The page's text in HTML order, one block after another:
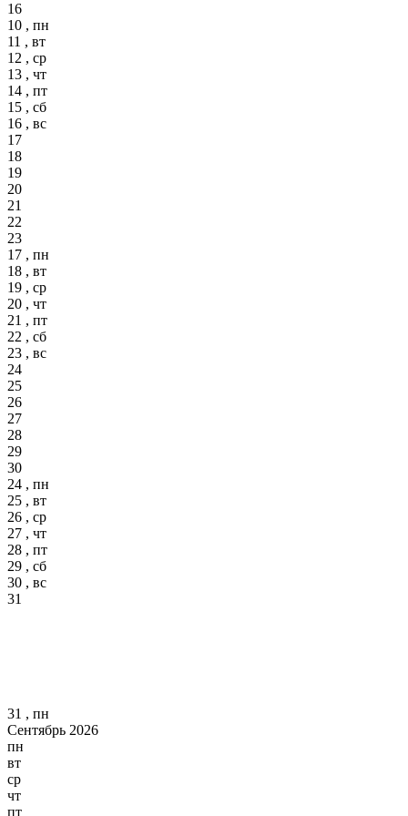
16
10 , пн
11 , вт
12 , ср
13 , чт
14 , пт
15 , сб
16 , вс
17
18
19
20
21
22
23
17 , пн
18 , вт
19 , ср
20 , чт
21 , пт
22 , сб
23 , вс
24
25
26
27
28
29
30
24 , пн
25 , вт
26 , ср
27 , чт
28 , пт
29 , сб
30 , вс
31
31 , пн
Сентябрь 2026
пн
вт
ср
чт
пт